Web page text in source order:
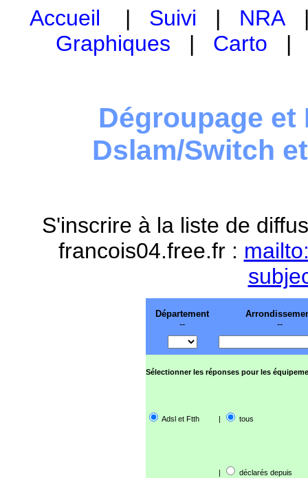
Accueil | Suivi | NRA
Graphiques | Carto
Dégroupage et
Dslam/Switch
S'inscrire à la liste de
francois04.free.fr :
Département
--
--
Sélectionner les réponses pour les
Adsl et Ftth | tous
| déclarés depuis